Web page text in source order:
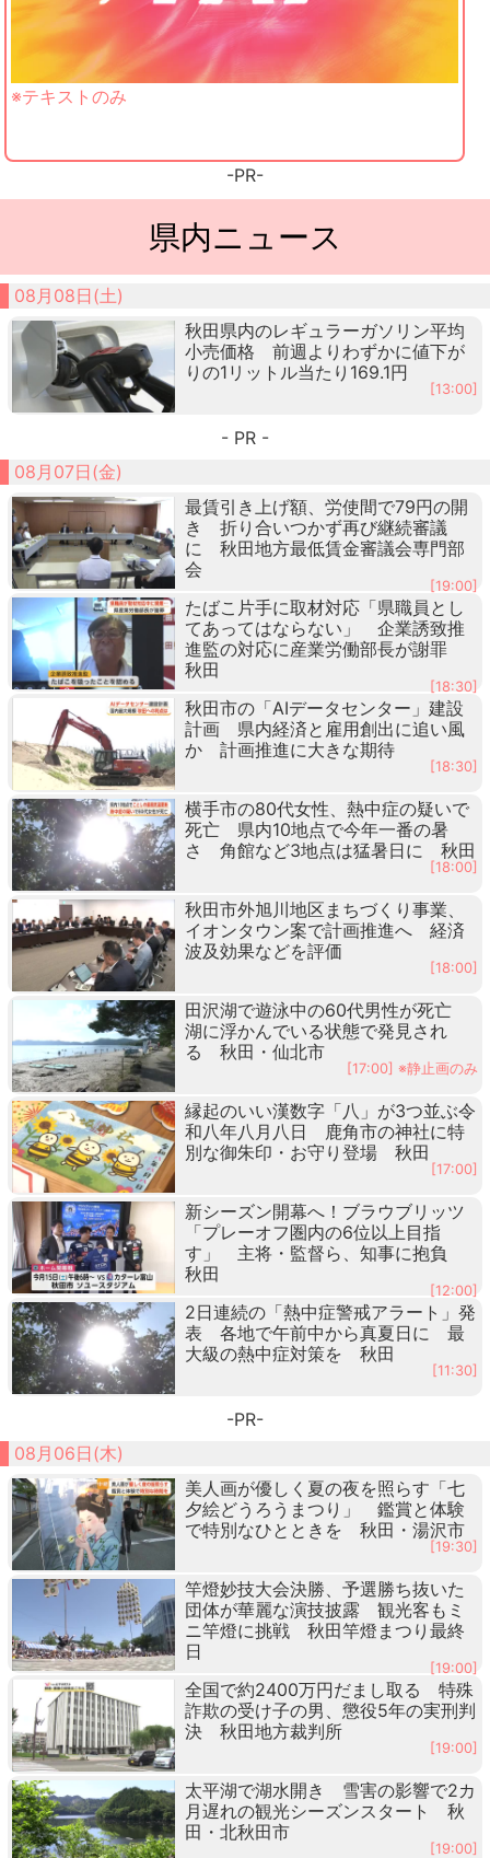
※テキストのみ
-PR-
県内ニュース
08月08日(土)
秋田県内のレギュラーガソリン平均
小売価格 前週よりわずかに値下が
りの1リットル当たり169.1円
[13:00]
- PR -
08月07日(金)
最賃引き上げ額、労使間で79円の開
き 折り合いつかず再び継続審議
に 秋田地方最低賃金審議会専門部
会
[19:00]
たばこ片手に取材対応「県職員とし
てあってはならない」 企業誘致推
進監の対応に産業労働部長が謝罪
秋田
[18:30]
秋田市の「AIデータセンター」建設
計画 県内経済と雇用創出に追い風
か 計画推進に大きな期待
[18:30]
横手市の80代女性、熱中症の疑いで
死亡 県内10地点で今年一番の暑
さ 角館など3地点は猛暑日に 秋田
[18:00]
秋田市外旭川地区まちづくり事業、
イオンタウン案で計画推進へ 経済
波及効果などを評価
[18:00]
田沢湖で遊泳中の60代男性が死亡
湖に浮かんでいる状態で発見され
る 秋田・仙北市
[17:00] ※静止画のみ
縁起のいい漢数字「八」が3つ並ぶ令
和八年八月八日 鹿角市の神社に特
別な御朱印・お守り登場 秋田
[17:00]
新シーズン開幕へ！ブラウブリッツ
「プレーオフ圏内の6位以上目指
す」 主将・監督ら、知事に抱負
秋田
[12:00]
2日連続の「熱中症警戒アラート」発
表 各地で午前中から真夏日に 最
大級の熱中症対策を 秋田
[11:30]
-PR-
08月06日(木)
美人画が優しく夏の夜を照らす「七
夕絵どうろうまつり」 鑑賞と体験
で特別なひとときを 秋田・湯沢市
[19:30]
竿燈妙技大会決勝、予選勝ち抜いた
団体が華麗な演技披露 観光客もミ
ニ竿燈に挑戦 秋田竿燈まつり最終
日
[19:00]
全国で約2400万円だまし取る 特殊
詐欺の受け子の男、懲役5年の実刑判
決 秋田地方裁判所
[19:00]
太平湖で湖水開き 雪害の影響で2カ
月遅れの観光シーズンスタート 秋
田・北秋田市
[19:00]